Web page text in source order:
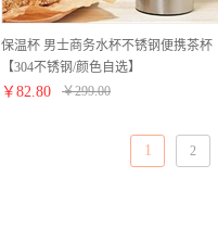
保温杯 男士商务水杯不锈钢便携茶杯
【304不锈钢/颜色自选】
￥ 82.80 ￥299.00
1 2